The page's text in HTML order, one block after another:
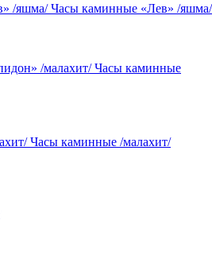
Часы каминные «Лев» /яшма/
Часы каминные
Часы каминные /малахит/